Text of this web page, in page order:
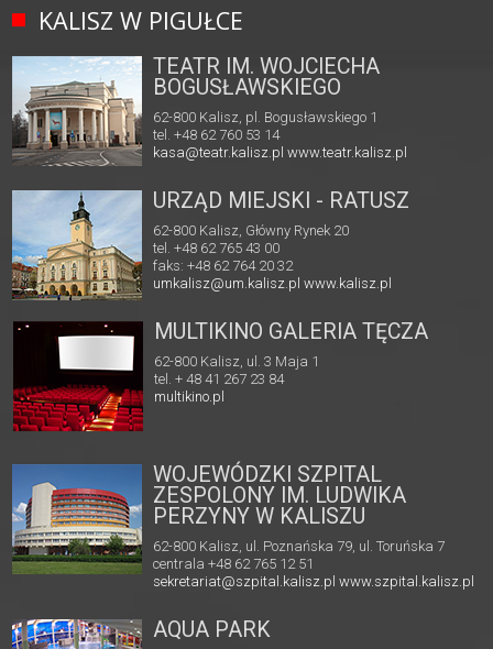
KALISZ W PIGUŁCE
TEATR IM. WOJCIECHA
BOGUSŁAWSKIEGO
62-800 Kalisz, pl. Bogusławskiego 1
tel. +48 62 760 53 14
kasa@teatr.kalisz.pl www.teatr.kalisz.pl
URZĄD MIEJSKI - RATUSZ
62-800 Kalisz, Główny Rynek 20
tel. +48 62 765 43 00
faks: +48 62 764 20 32
umkalisz@um.kalisz.plwww.kalisz.pl
MULTIKINO GALERIA TĘCZA
62-800 Kalisz, ul. 3 Maja 1
tel. + 48 41 267 23 84
multikino.pl
WOJEWÓDZKI SZPITAL
ZESPOLONY IM. LUDWIKA
PERZYNY W KALISZU
62-800 Kalisz, ul. Poznańska 79, ul. Toruńska 7
centrala +48 62 765 12 51
sekretariat@szpital.kalisz.pl www.szpital.kalisz.pl
AQUA PARK